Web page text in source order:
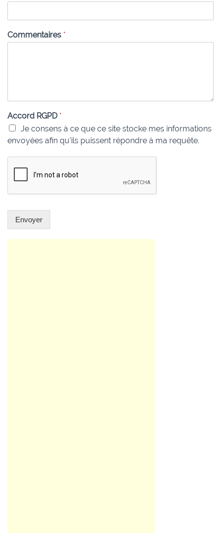
Commentaires *
Accord RGPD *
Je consens à ce que ce site stocke mes informations
envoyées afin qu’ils puissent répondre à ma requête.
Envoyer